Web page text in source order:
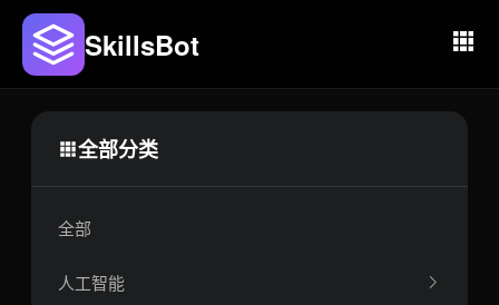
SkillsBot
全部分类
全部
人工智能